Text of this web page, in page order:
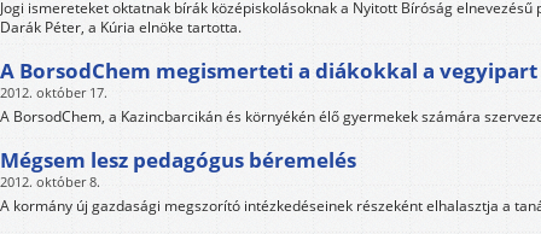
Jogi ismereteket oktatnak bírák középiskolásoknak a Nyitott Bíróság
Darák Péter, a Kúria elnöke tartotta.
A BorsodChem megismerteti a diákokkal a vegyipart
2012. október 17.
A BorsodChem, a Kazincbarcikán és környékén élő gyermekek számára
Mégsem lesz pedagógus béremelés
2012. október 8.
A kormány új gazdasági megszorító intézkedéseinek részeként elhalasztja a